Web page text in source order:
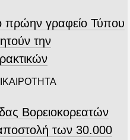
γραφείο Τύπου
την
Βορειοκορεατών
των 30.000